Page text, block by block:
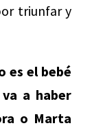
triunfar y
es el bebé
a haber
o Marta